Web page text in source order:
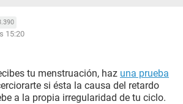
15:20
tu menstruación, haz una prueba
si ésta la causa del retardo
a la propia irregularidad de tu ciclo.